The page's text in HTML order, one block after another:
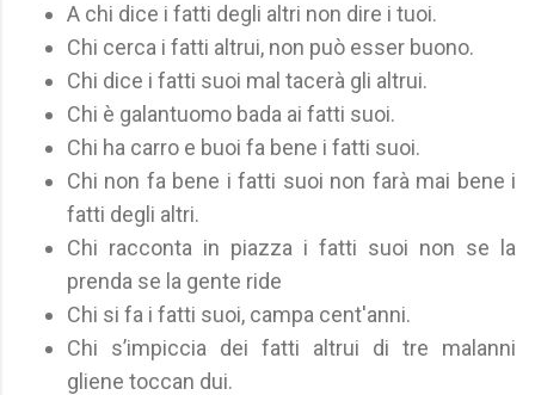
A chi dice i fatti degli altri non dire i tuoi.
Chi cerca i fatti altrui, non può esser buono.
Chi dice i fatti suoi mal tacerà gli altrui.
Chi è galantuomo bada ai fatti suoi.
Chi ha carro e buoi fa bene i fatti suoi.
Chi non fa bene i fatti suoi non farà mai bene i
fatti degli altri.
Chi racconta in piazza i fatti suoi non se la
prenda se la gente ride
Chi si fa i fatti suoi, campa cent'anni.
Chi s’impiccia dei fatti altrui di tre malanni
gliene toccan dui.